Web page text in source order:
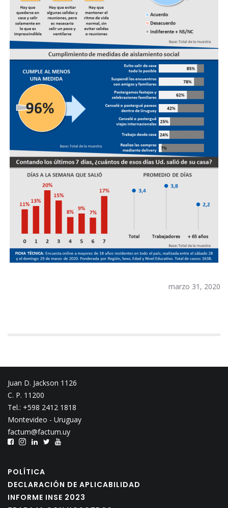
marzo 31, 2020
Juan D. Jackson 1126
C. P. 11200
Tel.: +598 2412 1818
Montevideo - Uruguay
factum@factum.uy
POLÍTICA
DECLARACIÓN DE APLICABILIDAD
INFORME INSE 2023